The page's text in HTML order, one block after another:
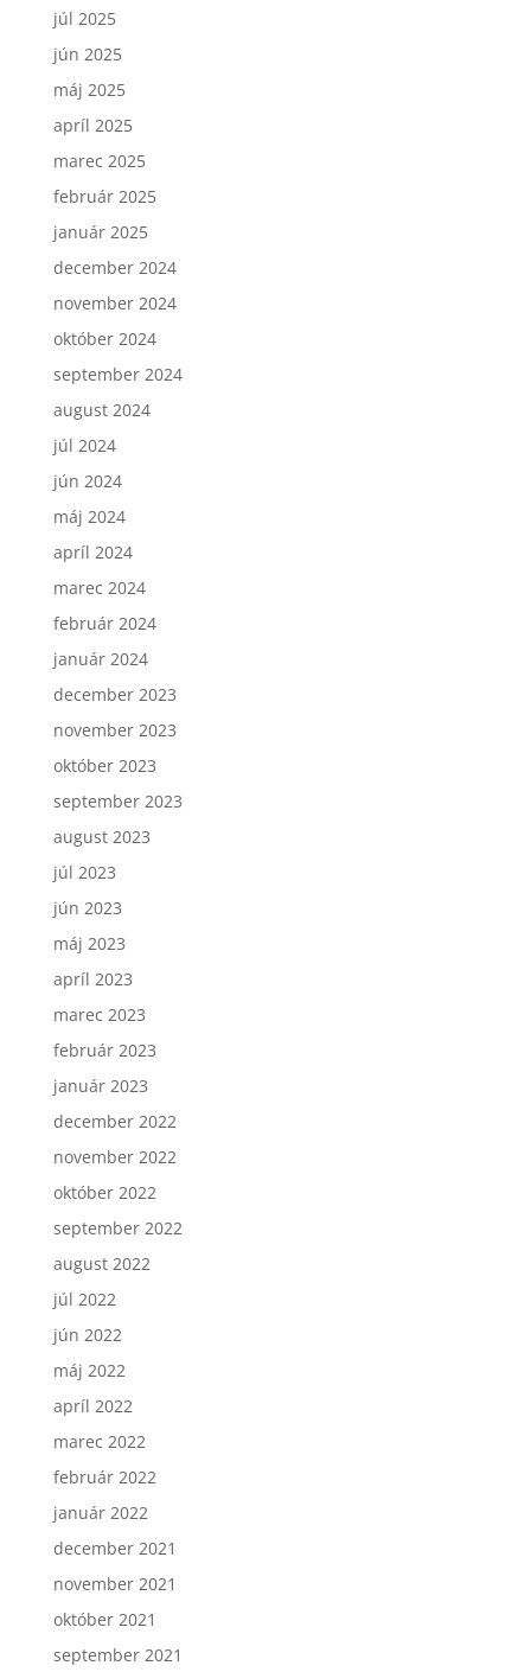
júl 2025
jún 2025
máj 2025
apríl 2025
marec 2025
február 2025
január 2025
december 2024
november 2024
október 2024
september 2024
august 2024
júl 2024
jún 2024
máj 2024
apríl 2024
marec 2024
február 2024
január 2024
december 2023
november 2023
október 2023
september 2023
august 2023
júl 2023
jún 2023
máj 2023
apríl 2023
marec 2023
február 2023
január 2023
december 2022
november 2022
október 2022
september 2022
august 2022
júl 2022
jún 2022
máj 2022
apríl 2022
marec 2022
február 2022
január 2022
december 2021
november 2021
október 2021
september 2021